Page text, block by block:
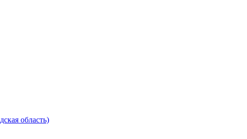
область)